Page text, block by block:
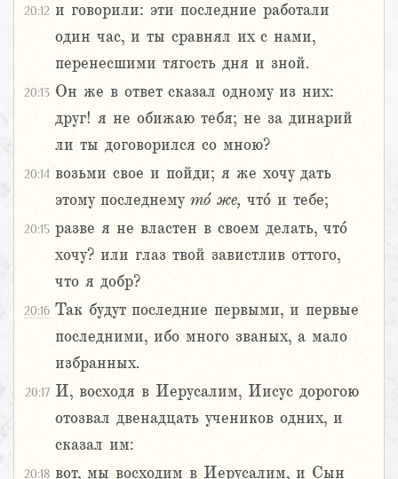
20:12 и говорили: эти последние работали
один час, и ты сравнял их с нами,
перенесшими тягость дня и зной.
20:13 Он же в ответ сказал одному из них:
друг! я не обижаю тебя; не за динарий
ли ты договорился со мною?
20:14 возьми свое и пойди; я же хочу дать
этому последнему то́ же, что́ и тебе;
20:15 разве я не властен в своем делать, что́
хочу? или глаз твой завистлив оттого,
что я добр?
20:16 Так будут последние первыми, и первые
последними, ибо много званых, а мало
избранных.
20:17 И, восходя в Иерусалим, Иисус дорогою
отозвал двенадцать учеников одних, и
сказал им:
20:18 вот, мы восходим в Иерусалим, и Сын